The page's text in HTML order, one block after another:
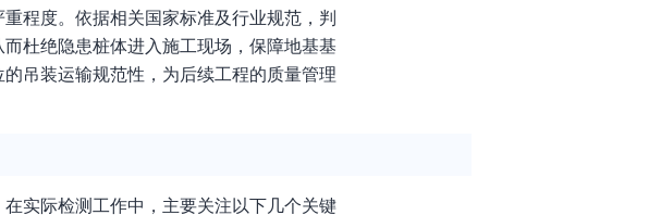
程度。依据相关国家标准及行业规范，判
杜绝隐患桩体进入施工现场，保障地基基
吊装运输规范性，为后续工程的质量管理
实际检测工作中，主要关注以下几个关键